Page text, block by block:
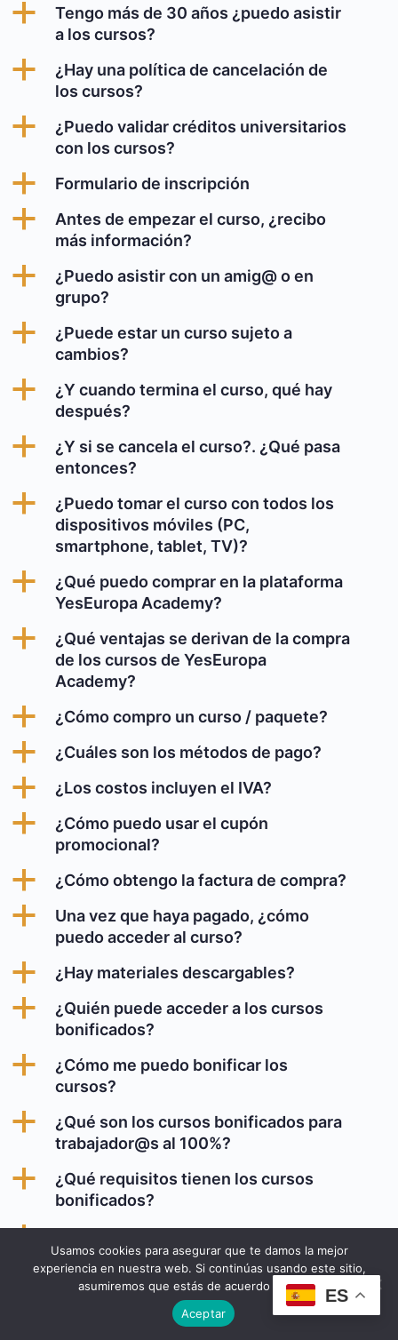
a
Tengo más de 30 años ¿puedo asistir
a los cursos?
a
¿Hay una política de cancelación de
los cursos?
a
¿Puedo validar créditos universitarios
con los cursos?
a Formulario de inscripción
a
Antes de empezar el curso, ¿recibo
más información?
a
¿Puedo asistir con un amig@ o en
grupo?
a
¿Puede estar un curso sujeto a
cambios?
a
¿Y cuando termina el curso, qué hay
después?
a
¿Y si se cancela el curso?. ¿Qué pasa
entonces?
a
¿Puedo tomar el curso con todos los
dispositivos móviles (PC,
smartphone, tablet, TV)?
a
¿Qué puedo comprar en la plataforma
YesEuropa Academy?
a
¿Qué ventajas se derivan de la compra
de los cursos de YesEuropa
Academy?
a ¿Cómo compro un curso / paquete?
a ¿Cuáles son los métodos de pago?
a ¿Los costos incluyen el IVA?
a
¿Cómo puedo usar el cupón
promocional?
a ¿Cómo obtengo la factura de compra?
a
Una vez que haya pagado, ¿cómo
puedo acceder al curso?
a ¿Hay materiales descargables?
a
¿Quién puede acceder a los cursos
bonificados?
a
¿Cómo me puedo bonificar los
cursos?
a
¿Qué son los cursos bonificados para
trabajador@s al 100%?
a
¿Qué requisitos tienen los cursos
bonificados?
a
bonificados?
¿Los cursos online son bonificables?
¿Existe algún coste para el trabajador
ES
Usamos cookies para asegurar que te damos la mejor
experiencia en nuestra web. Si continúas usando este sitio,
asumiremos que estás de acuerdo con ello.
Aceptar